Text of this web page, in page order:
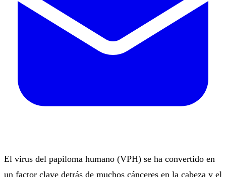
El virus del papiloma humano (VPH) se ha convertido en
un factor clave detrás de muchos cánceres en la cabeza y el